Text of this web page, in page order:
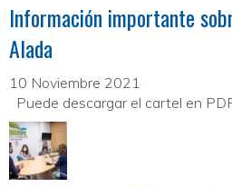
Información importante
Alada
10 Noviembre 2021
Puede descargar el cartel en